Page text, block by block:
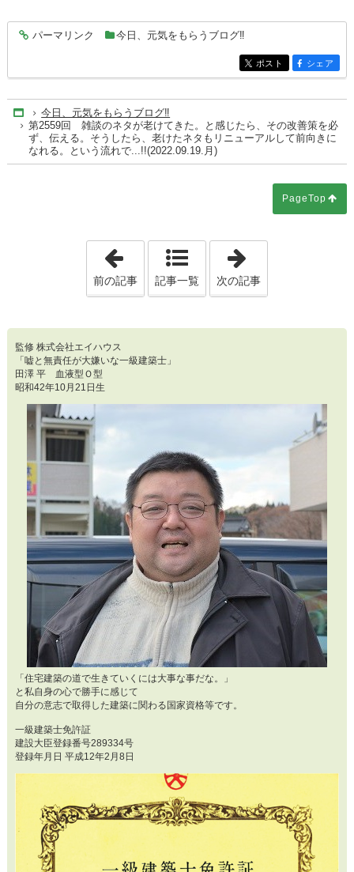
entry7451
パーマリンク 今日、元気をもらうブログ‼
entry7451
ポスト entry7451
シェア
Home
今日、元気をもらうブログ‼
第2559回 雑談のネタが老けてきた。と感じたら、その改善策を必
ず、伝える。そうしたら、老けたネタもリニューアルして前向きに
なれる。という流れで...!!(2022.09.19.月)
PageTop
「第2558回 出会って、１０分コミュ
前の記事 記事一覧 次の記事
監修 株式会社エイハウス
「嘘と無責任が大嫌いな一級建築士」
田澤 平 血液型Ｏ型
昭和42年10月21日生
「住宅建築の道で生きていくには大事な事だな。」
と私自身の心で勝手に感じて
自分の意志で取得した建築に関わる国家資格等です。
一級建築士免許証
建設大臣登録番号289334号
登録年月日 平成12年2月8日